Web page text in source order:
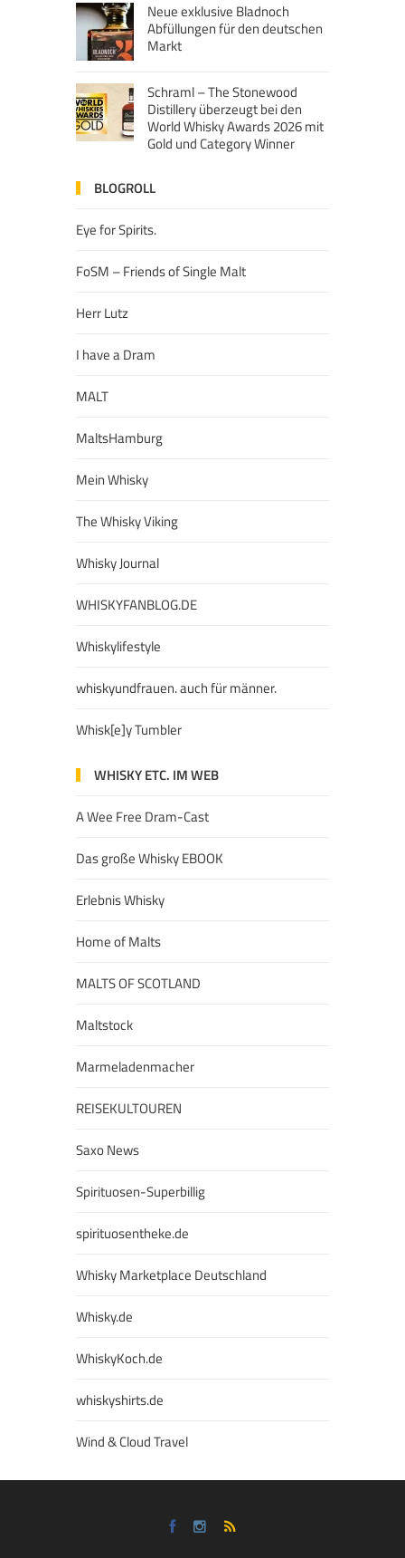
Neue exklusive Bladnoch
Abfüllungen für den deutschen
Markt
Schraml – The Stonewood
Distillery überzeugt bei den
World Whisky Awards 2026 mit
Gold und Category Winner
BLOGROLL
Eye for Spirits.
FoSM – Friends of Single Malt
Herr Lutz
I have a Dram
MALT
MaltsHamburg
Mein Whisky
The Whisky Viking
Whisky Journal
WHISKYFANBLOG.DE
Whiskylifestyle
whiskyundfrauen. auch für männer.
Whisk[e]y Tumbler
WHISKY ETC. IM WEB
A Wee Free Dram-Cast
Das große Whisky EBOOK
Erlebnis Whisky
Home of Malts
MALTS OF SCOTLAND
Maltstock
Marmeladenmacher
REISEKULTOUREN
Saxo News
Spirituosen-Superbillig
spirituosentheke.de
Whisky Marketplace Deutschland
Whisky.de
WhiskyKoch.de
whiskyshirts.de
Wind & Cloud Travel